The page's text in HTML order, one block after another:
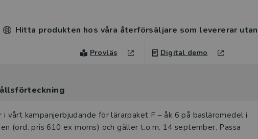
Hitta produkten hos våra återförsäljare som levererar
Provläs Digital demo
i vårt kampanjerbjudande för lärarpaket F – åk 6 på basläromedel i
(ord. pris 610 ex moms) och gäller t.o.m. 14 september. Passa